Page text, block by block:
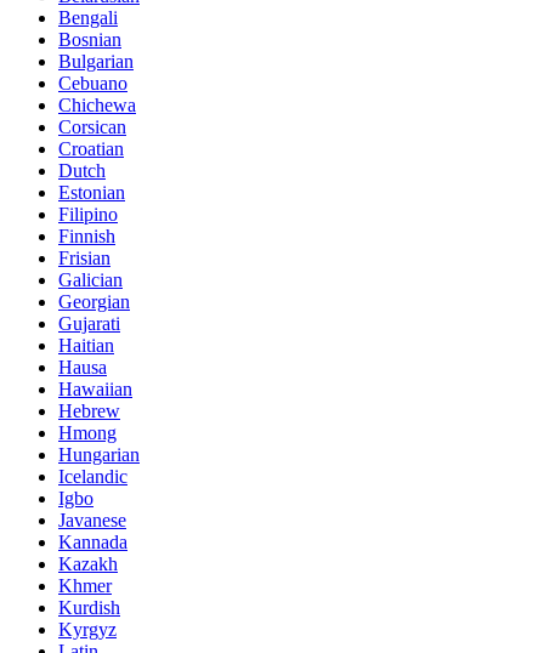
Bengali
Bosnian
Bulgarian
Cebuano
Chichewa
Corsican
Croatian
Dutch
Estonian
Filipino
Finnish
Frisian
Galician
Georgian
Gujarati
Haitian
Hausa
Hawaiian
Hebrew
Hmong
Hungarian
Icelandic
Igbo
Javanese
Kannada
Kazakh
Khmer
Kurdish
Kyrgyz